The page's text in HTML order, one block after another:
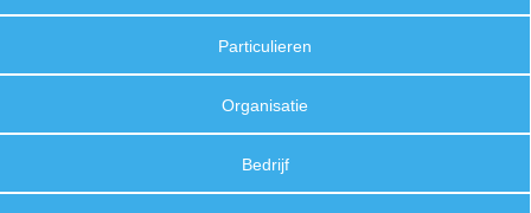
Particulieren
Organisatie
Bedrijf